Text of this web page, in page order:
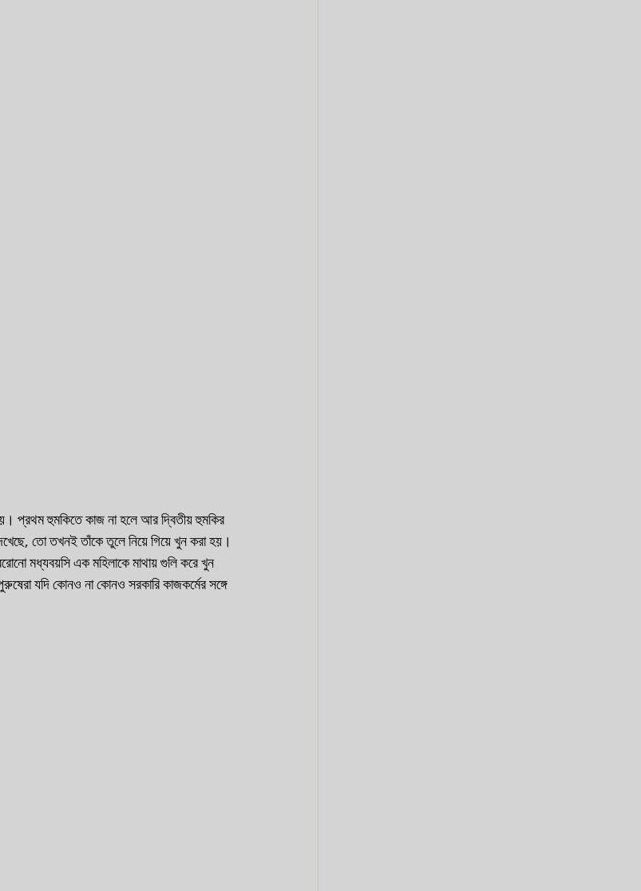
প্রথম হুমকিতে কাজ না হলে আর দ্বিতীয় হুমকির
তো তখনই তাঁকে তুলে নিয়ে গিয়ে খুন করা হয়।
মধ্যবয়সি এক মহিলাকে মাথায় গুলি করে খুন
যদি কোনও না কোনও সরকারি কাজকর্মের সঙ্গে